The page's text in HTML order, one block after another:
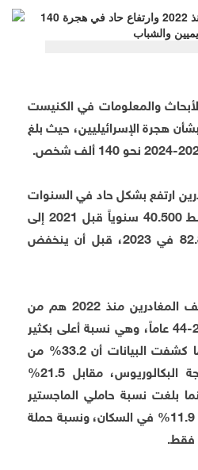
والمعلومات في الكنيست
هجرة الإسرائيليين، حيث بلغ
ارتفع بشكل حاد في السنوات
الأخيرة، حيث قفز من متوسط 40.500 سنوياً قبل 2021 إلى
59.400 في 2022، ثم 82.800 في 2023، قبل أن ينخفض
وأظهر التقرير أن حوالي نصف المغادرين منذ 2022 هم من
الشباب في الفئة العمرية 20-44 عاماً، وهي نسبة أعلى بكثير
من نسبتهم في السكان. كما كشفت البيانات أن 33.2% من
المغادرين حاصلون على درجة البكالوريوس، مقابل 21.5%
بلغت نسبة حاملي الماجستير
بين المغادرين 23.5% مقابل 11.9% في السكان، ونسبة حملة